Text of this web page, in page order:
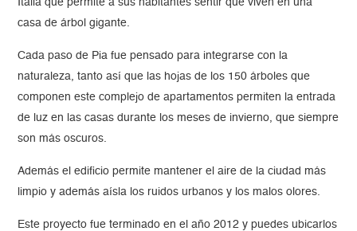
casa de árbol gigante.
Cada paso de Pia fue pensado para integrarse con la
naturaleza, tanto así que las hojas de los 150 árboles que
componen este complejo de apartamentos permiten la entrada
de luz en las casas durante los meses de invierno, que siempre
son más oscuros.
Además el edificio permite mantener el aire de la ciudad más
limpio y además aísla los ruidos urbanos y los malos olores.
Este proyecto fue terminado en el año 2012 y puedes ubicarlos